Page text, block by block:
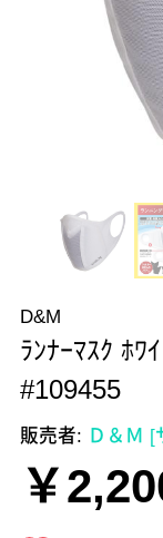
D&M
ﾗﾝﾅｰﾏｽｸ ﾎﾜ
#109455
販売者: Ｄ＆Ｍ [
￥